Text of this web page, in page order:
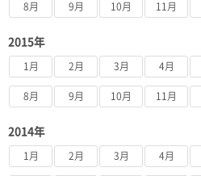
8月 9月 10月 11月
2015年
1月 2月 3月 4月
8月 9月 10月 11月
2014年
1月 2月 3月 4月